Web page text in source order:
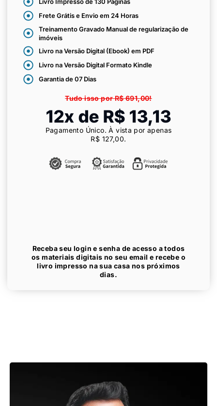
Livro Impresso de 130 Páginas
Frete Grátis e Envio em 24 Horas
Treinamento Gravado Manual de regularização de
imóveis
Livro na Versão Digital (Ebook) em PDF
Livro na Versão Digital Formato Kindle
Garantia de 07 Dias
Tudo isso por R$ 691,00!
12x de R$ 13,13
Pagamento Único. À vista por apenas
R$ 127,00.
Receba seu login e senha de acesso a todos
os materiais digitais no seu email e recebe o
livro impresso na sua casa nos próximos
dias.